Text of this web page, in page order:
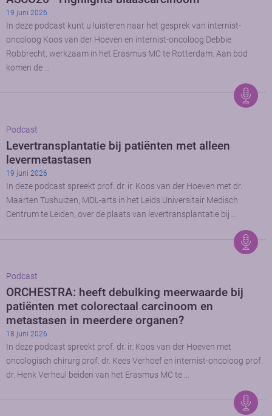
19 juni 2026
In deze podcast kunt u luisteren naar het gesprek van internist-
oncoloog Koos van der Hoeven en internist-oncoloog Debbie
Robbrecht, werkzaam in het Erasmus MC te Rotterdam. Aan bod
komen de …
Podcast
Levertransplantatie bij patiënten met alleen
levermetastasen
19 juni 2026
In deze podcast spreekt prof. dr. ir. Koos van der Hoeven met dr.
Maarten Tushuizen, MDL-arts in het Leids Universitair Medisch
Centrum te Leiden, over de plaats van levertransplantatie bij …
Podcast
ORCHESTRA: heeft debulking meerwaarde bij
patiënten met colorectaal carcinoom en
metastasen in meerdere organen?
18 juni 2026
In deze podcast spreekt prof. dr. ir. Koos van der Hoeven met
oncologisch chirurg prof. dr. Kees Verhoef en internist-oncoloog prof.
dr. Henk Verheul beiden van het Erasmus MC te …